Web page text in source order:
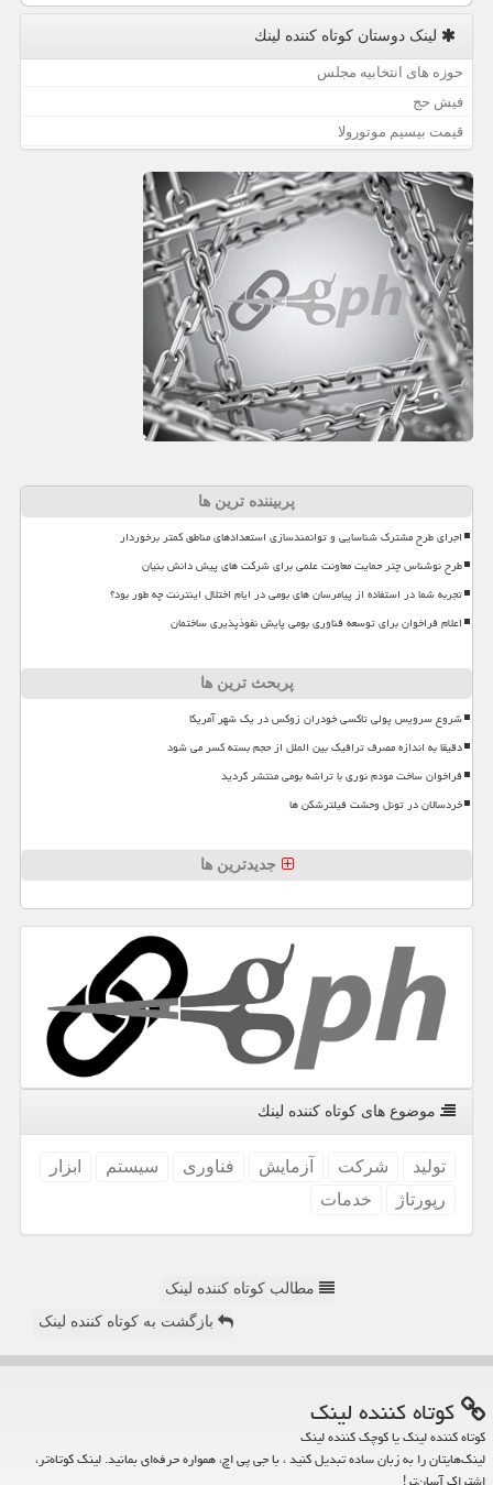
لینک دوستان كوتاه كننده لینك
حوزه های انتخابیه مجلس
فیش حج
قیمت بیسیم موتورولا
پربیننده ترین ها
اجرای طرح مشترک شناسایی و توانمندسازی استعدادهای مناطق کمتر برخوردار
طرح نوشناس چتر حمایت معاونت علمی برای شرکت های پیش دانش بنیان
تجربه شما در استفاده از پیامرسان های بومی در ایام اختلال اینترنت چه طور بود؟
اعلام فراخوان برای توسعه فناوری بومی پایش نفوذپذیری ساختمان
پربحث ترین ها
شروع سرویس پولی تاکسی خودران زوکس در یک شهر آمریکا
دقیقا به اندازه مصرف ترافیک بین الملل از حجم بسته کسر می شود
فراخوان ساخت مودم نوری با تراشه بومی منتشر گردید
خردسالان در تونل وحشت فیلترشکن ها
جدیدترین ها
موضوع های كوتاه كننده لینك
تولید شركت آزمایش فناوری سیستم
ابزار
رپورتاژ
خدمات
مطالب کوتاه کننده لینک
بازگشت به کوتاه کننده لینک
كوتاه كننده لینك
کوتاه کننده لینک یا کوچک کننده لینک
لینک‌هایتان را به زبان ساده تبدیل کنید ، با جی پی اچ، همواره حرفه‌ای بمانید. لینک کوتاه‌تر،